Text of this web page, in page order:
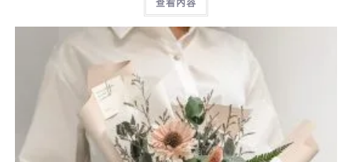
查看內容